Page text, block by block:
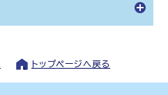
トップページへ戻る